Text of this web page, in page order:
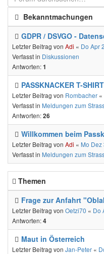
Bekanntmachungen
GDPR / DSVGO -
Letzter Beitrag von Adi « Do Apr
Verfasst in Diskussionen
Antworten:1
PASSKNACKER T-
Letzter Beitrag von Rombacher «
Verfasst in Meldungen zum
Antworten:26
Willkommen beim
Letzter Beitrag von Adi « Mo Dez
Verfasst in Meldungen zum
Themen
Frage zur Anfahrt
Letzter Beitrag von Oetzi70 « Do
Antworten:4
Maut in Österreich
Letzter Beitrag von Jan-Peter «